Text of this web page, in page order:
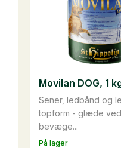
På lager
Sener, ledbånd og
topform - glæde ved
bevæge...
Movilan DOG, 1
kan
vælges
på
varesiden
Polo-shirt - Herremodel